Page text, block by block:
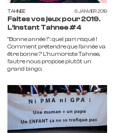
TAHNEE 6 JANVIER 2019
Faites vos jeux pour 2019.
L’Instant Tahnee #4
"Bonne année !" : quel pari risqué !
Comment prétendre que l'année va
être bonne ? L'humoriste Tahnee,
l'autre nous propose plutôt un
grand bingo.